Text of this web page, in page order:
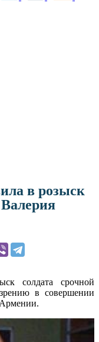
в розыск
солдата срочной
в совершении
Армении.